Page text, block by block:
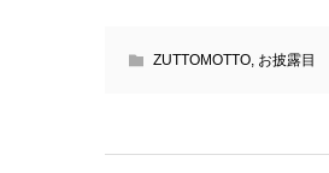
ZUTTOMOTTO, お披露目